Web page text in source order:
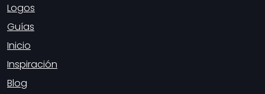
Logos
Guías
Inicio
Inspiración
Blog